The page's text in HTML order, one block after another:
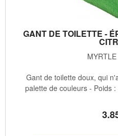
GANT DE TOILETTE -
3
Gant de toilette doux, qui
palette de couleurs - Poids